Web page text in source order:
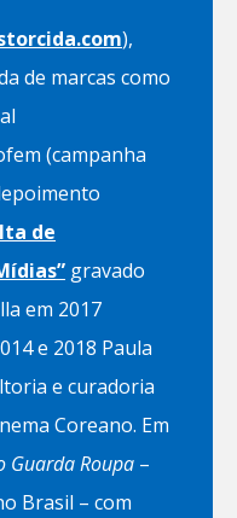
),
de marcas como
(campanha
de
gravado
em 2017
e 2018 Paula
e curadoria
Coreano. Em
Guarda Roupa –
Brasil – com